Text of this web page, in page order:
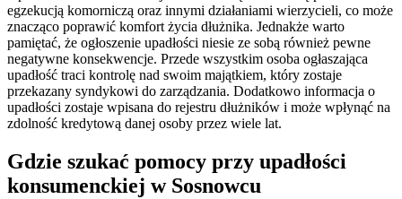
egzekucją komorniczą oraz innymi działaniami wierzycieli, co może
znacząco poprawić komfort życia dłużnika. Jednakże warto
pamiętać, że ogłoszenie upadłości niesie ze sobą również pewne
negatywne konsekwencje. Przede wszystkim osoba ogłaszająca
upadłość traci kontrolę nad swoim majątkiem, który zostaje
przekazany syndykowi do zarządzania. Dodatkowo informacja o
upadłości zostaje wpisana do rejestru dłużników i może wpłynąć na
zdolność kredytową danej osoby przez wiele lat.
Gdzie szukać pomocy przy upadłości
konsumenckiej w Sosnowcu